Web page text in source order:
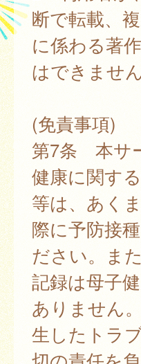
断で転載、
に係わる著
はできません
(免責事項)
第7条 本サ
健康に関す
等は、あく
際に予防接
ださい。ま
記録は母子
ありません
生したトラ